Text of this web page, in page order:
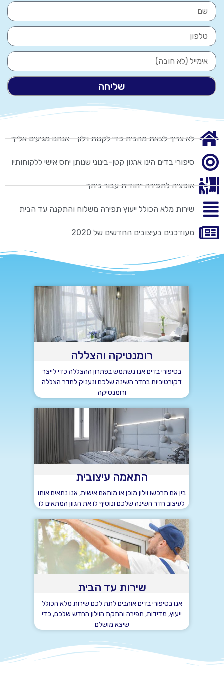
שליחה
לא צריך לצאת מהבית כדי לקנות וילון - אנחנו מגיעים אלייך
סיפורי בדים הינו ארגון קטן-בינוני שנותן יחס אישי ללקוחותיו
אופציה לתפירה ייחודית עבור ביתך
שירות מלא הכולל ייעוץ תפירה משלוח והתקנה עד הבית
מעודכנים בעיצובים החדשים של 2020
רומנטיקה והצללה
בסיפורי בדים אנו נשתמש בפתרון ההצללה כדי לייצר
דקורטיביות בחדר השינה שלכם ונעניק לחדר הצללה
ורומנטיקה
התאמה עיצובית
בין אם תרכשו וילון מוכן או מותאם אישית, אנו נתאים אותו
לעיצוב חדר השינה שלכם ונוסיף לו את הגוון המתאים לו
שירות עד הבית
אנו בסיפורי בדים אוהבים לתת לכם שירות מלא הכולל
ייעוץ, מדידות, תפירה והתקת הוילון החדש שלכם, כדי
שיצא מושלם